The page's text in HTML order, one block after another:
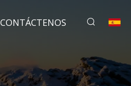
CONTÁCTENOS